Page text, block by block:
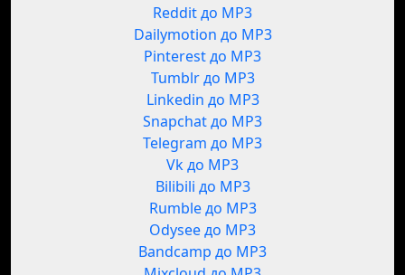
Reddit до MP3
Dailymotion до MP3
Pinterest до MP3
Tumblr до MP3
Linkedin до MP3
Snapchat до MP3
Telegram до MP3
Vk до MP3
Bilibili до MP3
Rumble до MP3
Odysee до MP3
Bandcamp до MP3